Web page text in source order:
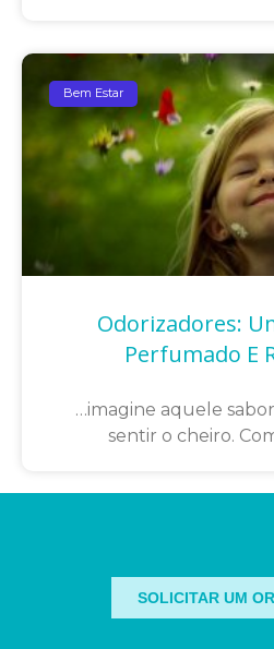
Bem Estar
Odorizadores:
Perfumado E
…imagine aquele
sentir o cheiro.
SOLICITAR UM